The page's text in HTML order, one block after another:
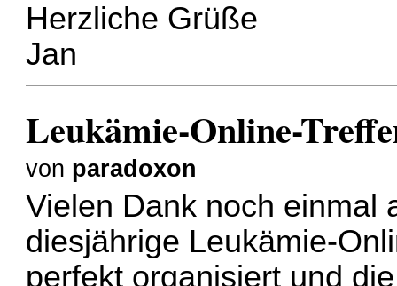
Herzliche Grüße
Jan
Leukämie-Online-
von paradoxon
Vielen Dank noch einmal
diesjährige Leukämie-
perfekt organisiert und